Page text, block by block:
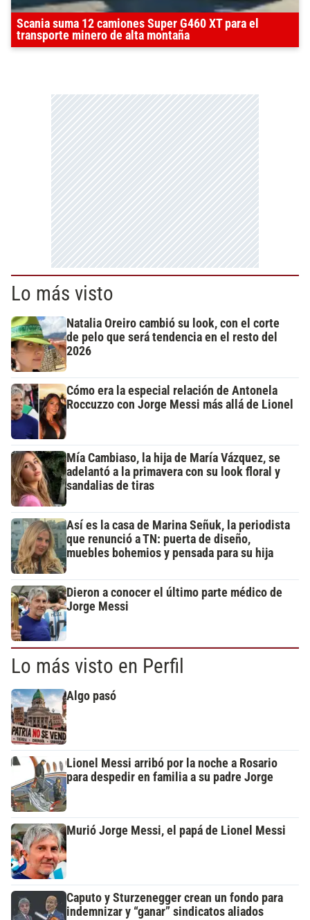
Scania suma 12 camiones Super G460 XT para el
transporte minero de alta montaña
Lo más visto
Natalia Oreiro cambió su look, con el corte
de pelo que será tendencia en el resto del
2026
Cómo era la especial relación de Antonela
Roccuzzo con Jorge Messi más allá de Lionel
Mía Cambiaso, la hija de María Vázquez, se
adelantó a la primavera con su look floral y
sandalias de tiras
Así es la casa de Marina Señuk, la periodista
que renunció a TN: puerta de diseño,
muebles bohemios y pensada para su hija
Dieron a conocer el último parte médico de
Jorge Messi
Lo más visto en Perfil
Algo pasó
Lionel Messi arribó por la noche a Rosario
para despedir en familia a su padre Jorge
Murió Jorge Messi, el papá de Lionel Messi
Caputo y Sturzenegger crean un fondo para
indemnizar y “ganar” sindicatos aliados